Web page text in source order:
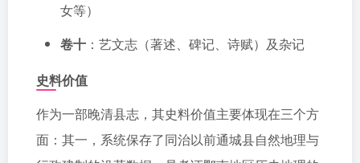
女等）
卷十 ：艺文志（著述、碑记、诗赋）及杂记
史料价值
作为一部晚清县志，其史料价值主要体现在三个方
面：其一，系统保存了同治以前通城县自然地理与